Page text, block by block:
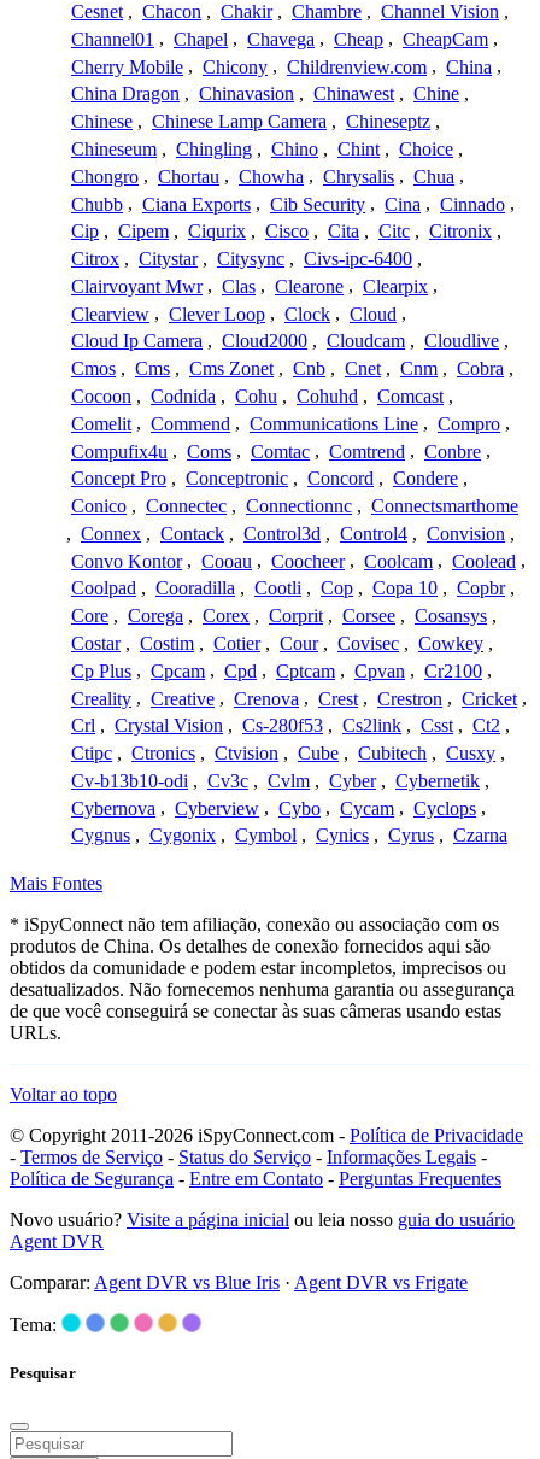
Cesnet , Chacon , Chakir , Chambre , Channel Vision ,
Channel01 , Chapel , Chavega , Cheap , CheapCam ,
Cherry Mobile , Chicony , Childrenview.com , China ,
China Dragon , Chinavasion , Chinawest , Chine ,
Chinese , Chinese Lamp Camera , Chineseptz ,
Chineseum , Chingling , Chino , Chint , Choice ,
Chongro , Chortau , Chowha , Chrysalis , Chua ,
Chubb , Ciana Exports , Cib Security , Cina , Cinnado ,
Cip , Cipem , Ciqurix , Cisco , Cita , Citc , Citronix ,
Citrox , Citystar , Citysync , Civs-ipc-6400 ,
Clairvoyant Mwr , Clas , Clearone , Clearpix ,
Clearview , Clever Loop , Clock , Cloud ,
Cloud Ip Camera , Cloud2000 , Cloudcam , Cloudlive ,
Cmos , Cms , Cms Zonet , Cnb , Cnet , Cnm , Cobra ,
Cocoon , Codnida , Cohu , Cohuhd , Comcast ,
Comelit , Commend , Communications Line , Compro ,
Compufix4u , Coms , Comtac , Comtrend , Conbre ,
Concept Pro , Conceptronic , Concord , Condere ,
Conico , Connectec , Connectionnc , Connectsmarthome
, Connex , Contack , Control3d , Control4 , Convision ,
Convo Kontor , Cooau , Coocheer , Coolcam , Coolead ,
Coolpad , Cooradilla , Cootli , Cop , Copa 10 , Copbr ,
Core , Corega , Corex , Corprit , Corsee , Cosansys ,
Costar , Costim , Cotier , Cour , Covisec , Cowkey ,
Cp Plus , Cpcam , Cpd , Cptcam , Cpvan , Cr2100 ,
Creality , Creative , Crenova , Crest , Crestron , Cricket ,
Crl , Crystal Vision , Cs-280f53 , Cs2link , Csst , Ct2 ,
Ctipc , Ctronics , Ctvision , Cube , Cubitech , Cusxy ,
Cv-b13b10-odi , Cv3c , Cvlm , Cyber , Cybernetik ,
Cybernova , Cyberview , Cybo , Cycam , Cyclops ,
Cygnus , Cygonix , Cymbol , Cynics , Cyrus , Czarna
Mais Fontes
* iSpyConnect não tem afiliação, conexão ou associação com os
produtos de China. Os detalhes de conexão fornecidos aqui são
obtidos da comunidade e podem estar incompletos, imprecisos ou
desatualizados. Não fornecemos nenhuma garantia ou assegurança
de que você conseguirá se conectar às suas câmeras usando estas
URLs.
Voltar ao topo
© Copyright 2011-2026 iSpyConnect.com - Política de Privacidade
- Termos de Serviço - Status do Serviço - Informações Legais -
Política de Segurança - Entre em Contato - Perguntas Frequentes
Novo usuário? Visite a página inicial ou leia nosso guia do usuário
Agent DVR
Comparar: Agent DVR vs Blue Iris · Agent DVR vs Frigate
Tema:
Pesquisar